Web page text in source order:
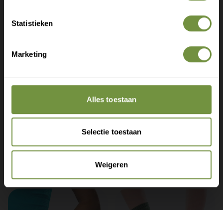
Statistieken
Marketing
Alles toestaan
Selectie toestaan
Weigeren
+31 (0)20 760 47 20
info@thuiszorgwinkelonline.nl
Bekijk winkels
Aanbevolen producten